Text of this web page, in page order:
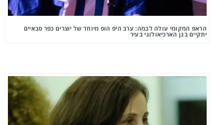
הראפ המקומי עולה לבמה: ערב היפ הופ מיוחד של יוצרים כפר סבאיים
יתקיים בגן הארכיאולוגי בעיר